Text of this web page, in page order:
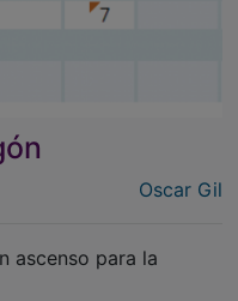
Oscar Gil
ascenso para la